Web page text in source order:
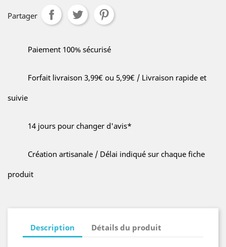
Partager
Paiement 100% sécurisé
Forfait livraison 3,99€ ou 5,99€ / Livraison rapide et
suivie
14 jours pour changer d'avis*
Création artisanale / Délai indiqué sur chaque fiche
produit
Description Détails du produit